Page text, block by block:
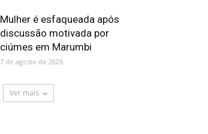
Mulher é esfaqueada após
discussão motivada por
ciúmes em Marumbi
7 de agosto de 2026
Ver mais